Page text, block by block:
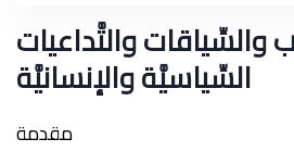
والسِّياقات والتَّداعيات
السِّياسيَّة والإنسانيَّة
مقدمة